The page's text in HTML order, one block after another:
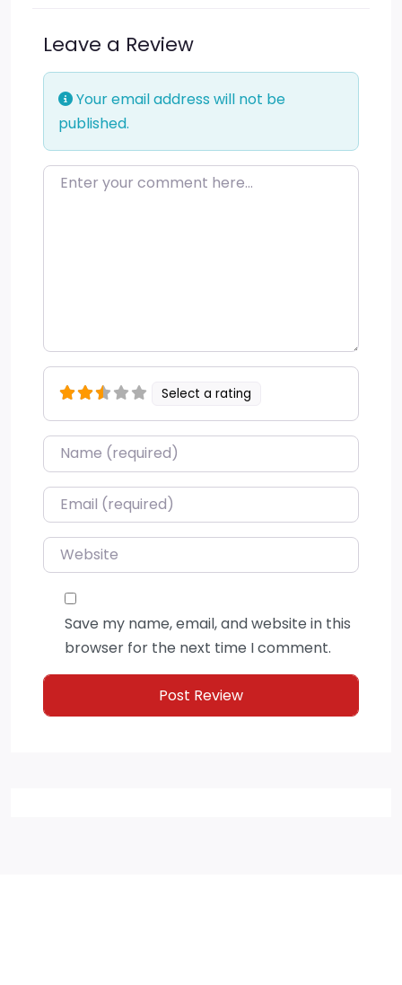
Leave a Review
Your email address will not be
published.
Enter your comment here…
Select a rating
Name*
Email*
Website
Save my name, email, and website in this
browser for the next time I comment.